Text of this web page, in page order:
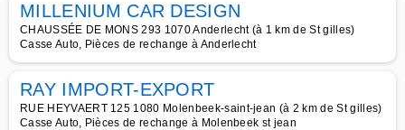
MILLENIUM CAR DESIGN
CHAUSSÉE DE MONS 293 1070 Anderlecht (à 1 km de St gilles)
Casse Auto, Pièces de rechange à Anderlecht
RAY IMPORT-EXPORT
RUE HEYVAERT 125 1080 Molenbeek-saint-jean (à 2 km de St gilles)
Casse Auto, Pièces de rechange à Molenbeek st jean